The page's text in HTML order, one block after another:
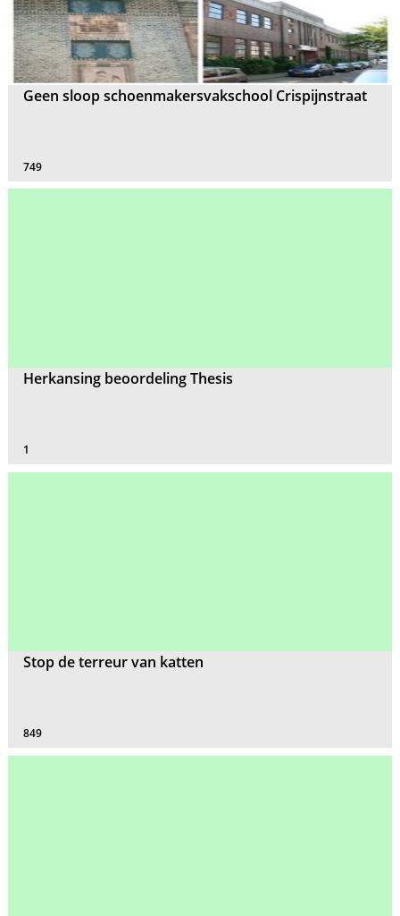
Geen sloop schoenmakersvakschool Crispijnstraat
749
Herkansing beoordeling Thesis
1
Stop de terreur van katten
849